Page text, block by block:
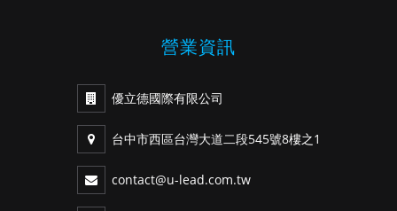
營業資訊
優立德國際有限公司
台中市西區台灣大道二段545號8樓之1
contact@u-lead.com.tw